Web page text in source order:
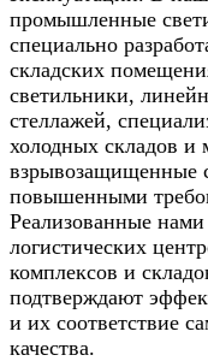
промышленные
специально
складских
светильники,
стеллажей,
холодных складов и
взрывозащищенные
повышенными
Реализованные
логистических
комплексов и
подтверждают
и их соответствие
качества.